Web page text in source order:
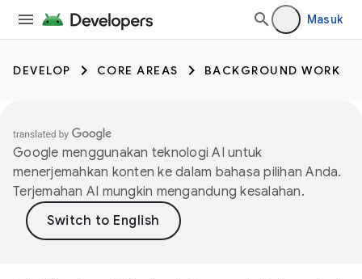
Masuk
DEVELOP CORE AREAS BACKGROUND WORK
Google menggunakan teknologi AI untuk
menerjemahkan konten ke dalam bahasa pilihan Anda.
Terjemahan AI mungkin mengandung kesalahan.